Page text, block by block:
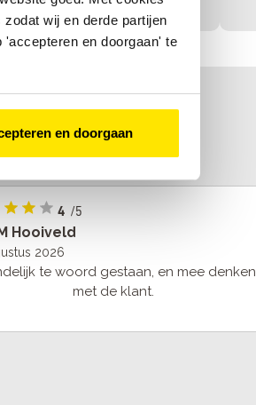
wij en derde partijen
en doorgaan' te
en doorgaan
4 /5
Hooiveld
2026
te woord gestaan, en mee denken
met de klant.